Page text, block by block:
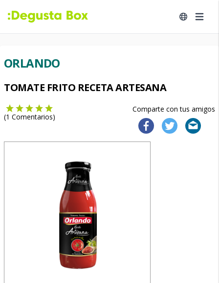
ORLANDO
TOMATE FRITO RECETA ARTESANA
Comparte con tus amigos
(1 Comentarios)